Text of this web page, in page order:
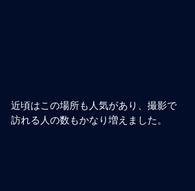
近頃はこの場所も人気があり、撮影で
訪れる人の数もかなり増えました。